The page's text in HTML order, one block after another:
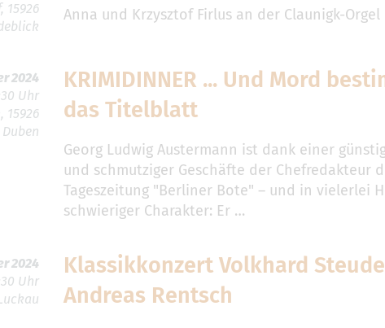
15926
Anna und Krzysztof Firlus an der Claunigk-Orgel
2024
Uhr
15926
KRIMIDINNER ... Und Mord
das Titelblatt
Georg Ludwig Austermann ist dank einer
und schmutziger Geschäfte der Chefredakteur
Tageszeitung "Berliner Bote" – und in vielerlei
schwieriger Charakter: Er …
2024
Uhr
Klassikkonzert Volkhard
Andreas Rentsch